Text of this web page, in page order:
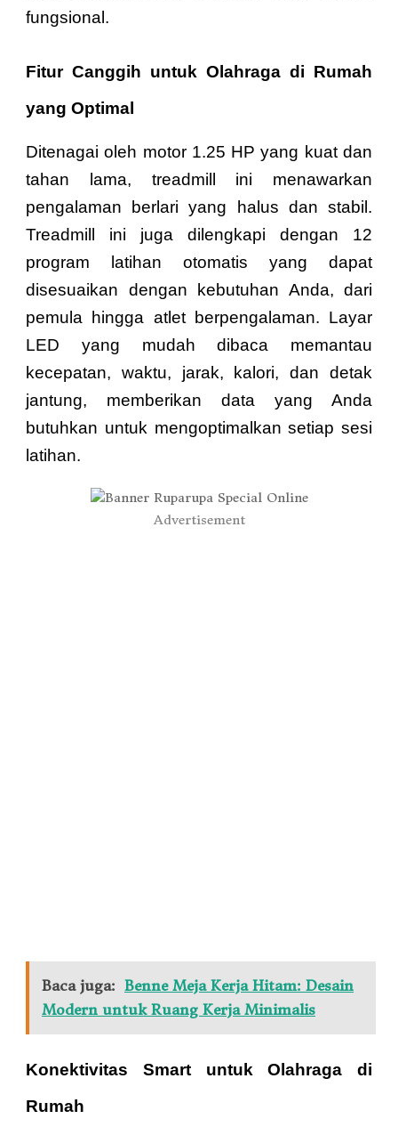
fungsional.
Fitur Canggih untuk Olahraga di Rumah
yang Optimal
Ditenagai oleh motor 1.25 HP yang kuat dan
tahan lama, treadmill ini menawarkan
pengalaman berlari yang halus dan stabil.
Treadmill ini juga dilengkapi dengan 12
program latihan otomatis yang dapat
disesuaikan dengan kebutuhan Anda, dari
pemula hingga atlet berpengalaman. Layar
LED yang mudah dibaca memantau
kecepatan, waktu, jarak, kalori, dan detak
jantung, memberikan data yang Anda
butuhkan untuk mengoptimalkan setiap sesi
latihan.
Advertisement
Baca juga: Benne Meja Kerja Hitam: Desain
Modern untuk Ruang Kerja Minimalis
Konektivitas Smart untuk Olahraga di
Rumah